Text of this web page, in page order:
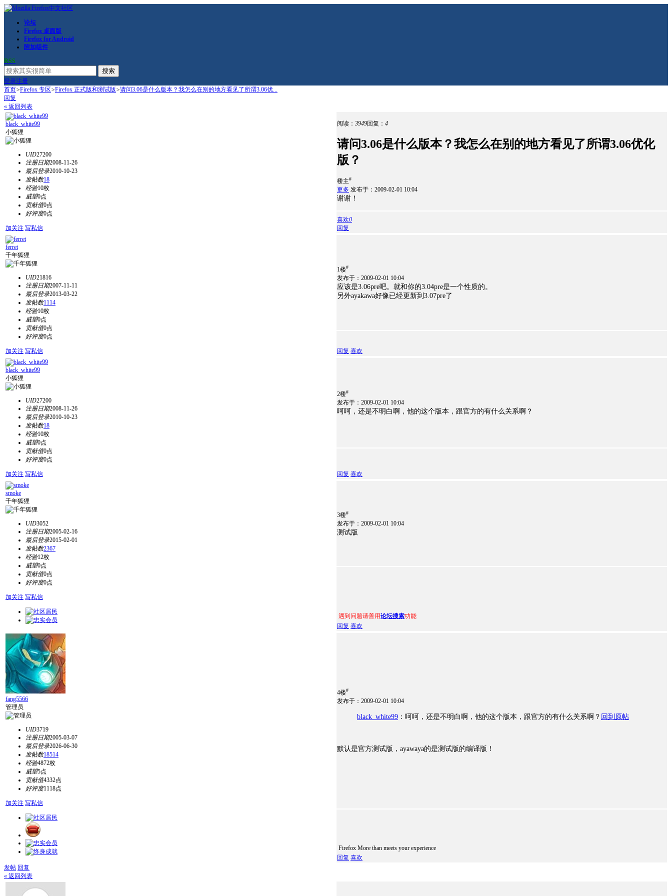
论坛
Firefox 桌面版
Firefox for Android
附加组件
RSS
搜索
登录注册
首页>Firefox 专区>Firefox 正式版和测试版>请问3.06是什么版本？我怎么在别的地方看见了所谓3.06优...
回复
« 返回列表
black_white99
小狐狸
UID27200
注册日期2008-11-26
最后登录2010-10-23
发帖数18
经验10枚
威望0点
贡献值0点
好评度0点
加关注 写私信
阅读： 3949回复： 4
请问3.06是什么版本？我怎么在别的地方看见了所谓3.06优化
版？
楼主#
更多 发布于：2009-02-01 10:04
谢谢！
喜欢0
回复
ferret
千年狐狸
UID21816
注册日期2007-11-11
最后登录2013-03-22
发帖数1114
经验10枚
威望0点
贡献值0点
好评度0点
加关注 写私信
1楼#
发布于：2009-02-01 10:04
应该是3.06pre吧。就和你的3.04pre是一个性质的。
另外ayakawa好像已经更新到3.07pre了
回复 喜欢
black_white99
小狐狸
UID27200
注册日期2008-11-26
最后登录2010-10-23
发帖数18
经验10枚
威望0点
贡献值0点
好评度0点
加关注 写私信
2楼#
发布于：2009-02-01 10:04
呵呵，还是不明白啊，他的这个版本，跟官方的有什么关系啊？
回复 喜欢
smoke
千年狐狸
UID3052
注册日期2005-02-16
最后登录2015-02-01
发帖数2367
经验12枚
威望0点
贡献值0点
好评度0点
加关注 写私信
3楼#
发布于：2009-02-01 10:04
测试版
遇到问题请善用论坛搜索功能
回复 喜欢
fang5566
管理员
UID3719
注册日期2005-03-07
最后登录2026-06-30
发帖数18514
经验4872枚
威望5点
贡献值4332点
好评度1118点
加关注 写私信
4楼#
发布于：2009-02-01 10:04
black_white99 ：呵呵，还是不明白啊，他的这个版本，跟官方的有什么关系啊？ 回到原帖
默认是官方测试版，ayawaya的是测试版的编译版！
Firefox More than meets your experience
回复 喜欢
发帖 回复
« 返回列表